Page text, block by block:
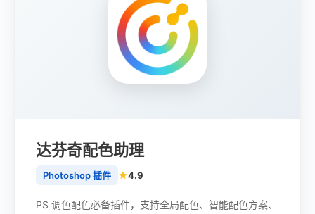
达芬奇配色助理
Photoshop 插件 4.9
PS 调色配色必备插件，支持全局配色、智能配色方案、